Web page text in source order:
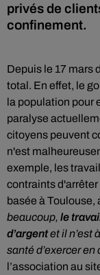
privés de
confinement.
Depuis le 17 mars
total. En effet, le
la population pour
paralyse
citoyens peuvent
n'est
exemple, les
contraints
basée à Toulouse,
beaucoup, le
d’argentet il n’est
santé d’exercer
l’association au